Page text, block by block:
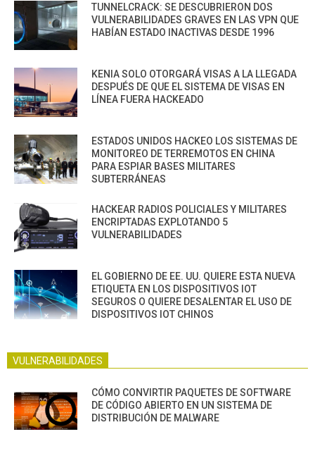
TUNNELCRACK: SE DESCUBRIERON DOS
VULNERABILIDADES GRAVES EN LAS VPN QUE
HABÍAN ESTADO INACTIVAS DESDE 1996
KENIA SOLO OTORGARÁ VISAS A LA LLEGADA
DESPUÉS DE QUE EL SISTEMA DE VISAS EN
LÍNEA FUERA HACKEADO
ESTADOS UNIDOS HACKEO LOS SISTEMAS DE
MONITOREO DE TERREMOTOS EN CHINA
PARA ESPIAR BASES MILITARES
SUBTERRÁNEAS
HACKEAR RADIOS POLICIALES Y MILITARES
ENCRIPTADAS EXPLOTANDO 5
VULNERABILIDADES
EL GOBIERNO DE EE. UU. QUIERE ESTA NUEVA
ETIQUETA EN LOS DISPOSITIVOS IOT
SEGUROS O QUIERE DESALENTAR EL USO DE
DISPOSITIVOS IOT CHINOS
VULNERABILIDADES
CÓMO CONVIRTIR PAQUETES DE SOFTWARE
DE CÓDIGO ABIERTO EN UN SISTEMA DE
DISTRIBUCIÓN DE MALWARE